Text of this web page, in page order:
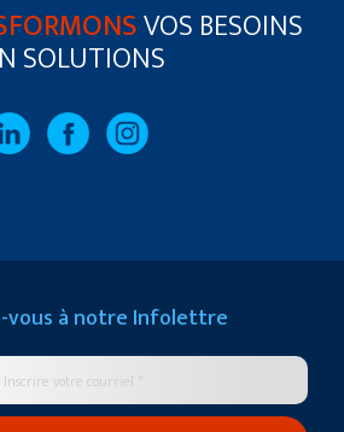
VOS BESOINS
SOLUTIONS
vous à notre Infolettre